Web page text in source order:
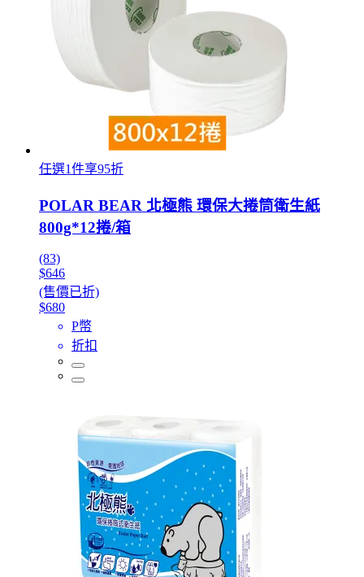
任選1件享95折
POLAR BEAR 北極熊 環保大捲筒衛生紙
800g*12捲/箱
(83)
$646
(售價已折)
$680
P幣
折扣